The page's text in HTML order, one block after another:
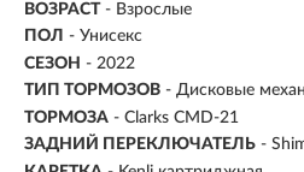
ВОЗРАСТ - Взрослые
ПОЛ - Унисекс
СЕЗОН - 2022
ТИП ТОРМОЗОВ - Дисковые
ТОРМОЗА - Clarks CMD-21
ЗАДНИЙ ПЕРЕКЛЮЧАТЕЛЬ -